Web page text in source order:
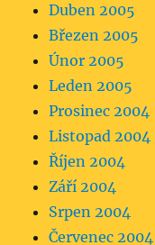
Duben 2005
Březen 2005
Únor 2005
Leden 2005
Prosinec 2004
Listopad 2004
Říjen 2004
Září 2004
Srpen 2004
Červenec 2004